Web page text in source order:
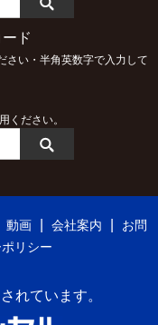
ド
さい・半角英数字で入力して
ください。
動画 会社案内
お問
リシー
れています。